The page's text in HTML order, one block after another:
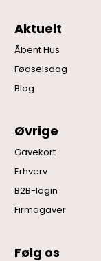
Aktuelt
Åbent Hus
Fødselsdag
Blog
Øvrige
Gavekort
Erhverv
B2B-login
Firmagaver
Følg os